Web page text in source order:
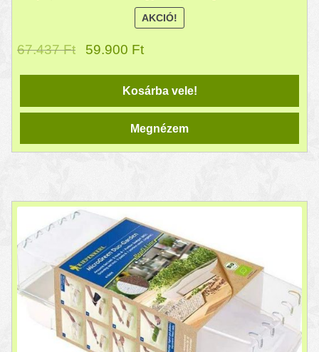
AKCIÓ!
67.437Ft 59.900 Ft
Kosárba vele!
Megnézem